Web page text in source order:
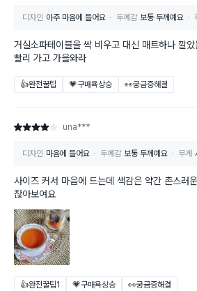
디자인 아주 마음에 들어요 두께감 보통 두께예요
거실소파테이블을 싹 비우고 대신 매트하나 깔
빨리 가고 가을와라
👍완전꿀팁 💗구매욕상승 👀궁금증해결
별점 4점 una***
디자인 마음에 들어요 두께감 보통 두께예요 무게
사이즈 커서 마음에 드는데 색감은 약간 촌스러
찮아보여요
👍완전꿀팁1 💗구매욕상승 👀궁금증해결